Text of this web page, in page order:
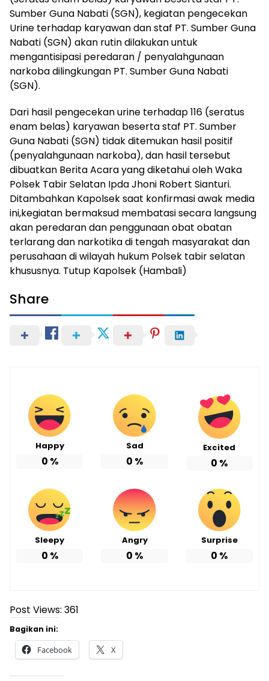
Sumber Guna Nabati (SGN), kegiatan pengecekan
Urine terhadap karyawan dan staf PT. Sumber Guna
Nabati (SGN) akan rutin dilakukan untuk
mengantisipasi peredaran / penyalahgunaan
narkoba dilingkungan PT. Sumber Guna Nabati
(SGN).
Dari hasil pengecekan urine terhadap 116 (seratus
enam belas) karyawan beserta staf PT. Sumber
Guna Nabati (SGN) tidak ditemukan hasil positif
(penyalahgunaan narkoba), dan hasil tersebut
dibuatkan Berita Acara yang diketahui oleh Waka
Polsek Tabir Selatan Ipda Jhoni Robert Sianturi.
Ditambahkan Kapolsek saat konfirmasi awak media
ini,kegiatan bermaksud membatasi secara langsung
akan peredaran dan penggunaan obat obatan
terlarang dan narkotika di tengah masyarakat dan
perusahaan di wilayah hukum Polsek tabir selatan
khususnya. Tutup Kapolsek (Hambali)
Share
Happy
0 %
Sad
0 %
Excited
0 %
Sleepy
0 %
Angry
0 %
Surprise
0 %
Post Views: 361
Bagikan ini:
Facebook X